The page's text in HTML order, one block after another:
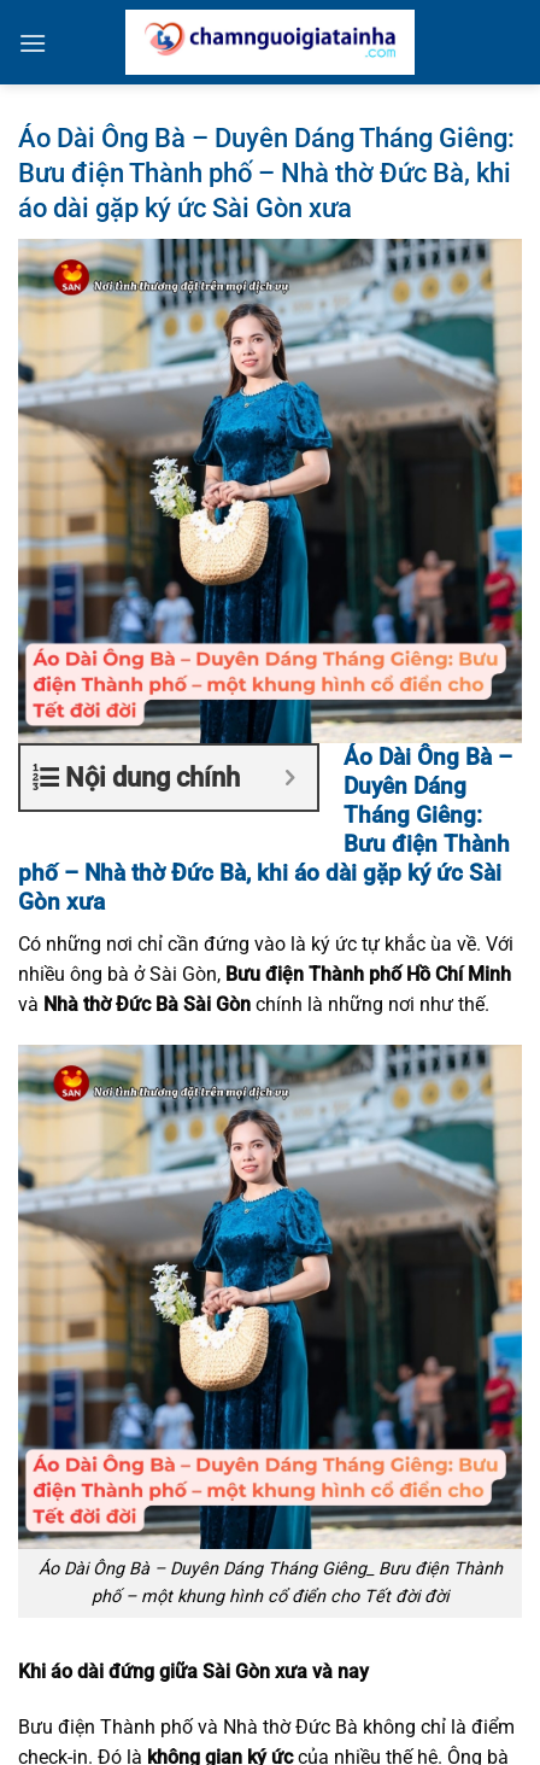
qua
Áo Dài Ông Bà – Duyên Dáng Tháng Giêng:
Bưu điện Thành phố – Nhà thờ Đức Bà, khi
áo dài gặp ký ức Sài Gòn xưa
Nội dung chính
Áo Dài Ông Bà –
Duyên Dáng
Tháng Giêng:
Bưu điện Thành
phố – Nhà thờ Đức Bà, khi áo dài gặp ký ức Sài
Gòn xưa
Có những nơi chỉ cần đứng vào là ký ức tự khắc ùa về. Với
nhiều ông bà ở Sài Gòn, Bưu điện Thành phố Hồ Chí Minh
và Nhà thờ Đức Bà Sài Gòn chính là những nơi như thế.
Áo Dài Ông Bà – Duyên Dáng Tháng Giêng_ Bưu điện Thành
phố – một khung hình cổ điển cho Tết đời đời
Khi áo dài đứng giữa Sài Gòn xưa và nay
Bưu điện Thành phố và Nhà thờ Đức Bà không chỉ là điểm
check-in. Đó là không gian ký ứccủa nhiều thế hệ. Ông bà